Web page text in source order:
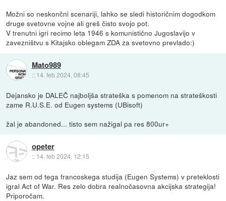
Možni so neskončni scenariji, lahko se sledi historičnim dogodkom
druge svetovne vojne ali greš čisto svojo pot.
V trenutni igri recimo leta 1946 s komunistično Jugoslavijo v
zavezništvu s Kitajsko oblegam ZDA za svetovno prevlado:)
Mato989
:: 14. feb 2024, 08:45
Dejansko je DALEČ najboljša strateška s pomenom na strateškosti
zame R.U.S.E. od Eugen systems (UBisoft)
žal je abandoned... tisto sem nažigal pa res 800ur+
opeter
:: 14. feb 2024, 12:15
Jaz sem od tega francoskega studija (Eugen Systems) v preteklosti
igral Act of War. Res zelo dobra realnočasovna akcijska strategija!
Priporočam.